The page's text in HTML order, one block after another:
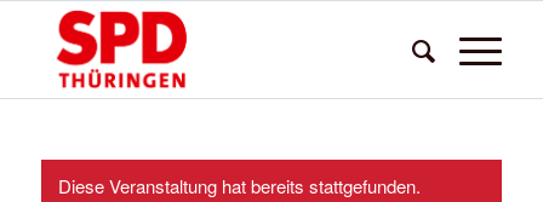
Diese Veranstaltung hat bereits stattgefunden.